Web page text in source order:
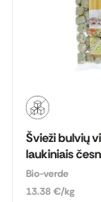
Švieži bulvių
laukiniais
GNOCCHETTI
Bio-verde
13.38 €/kg